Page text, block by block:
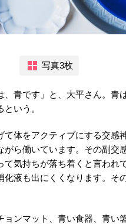
写真3枚
、青です」と、大平さん。青
いう。
て体をアクティブにする交感
ら働いています。その副交
気持ちが落ち着くと言われ
液も出にくくなります。そ
ンマット、青い食器、青い